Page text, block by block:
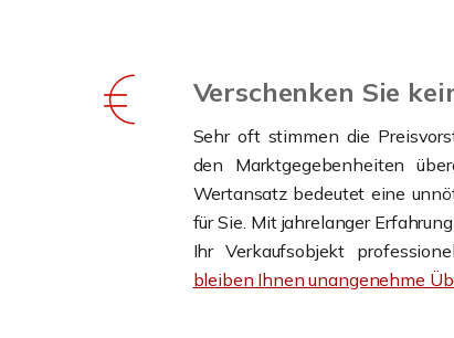
Verschenken Sie
Sehr oft stimmen die
den Marktgegebenheiten
Wertansatz bedeutet eine
für Sie. Mit jahrelanger
Ihr Verkaufsobjekt
bleiben Ihnen unangenehme